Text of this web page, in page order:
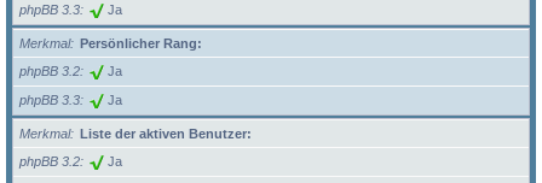
phpBB 3.3 Ja
Merkmal
Persönlicher Rang:
phpBB 3.2
Ja
phpBB 3.3 Ja
Merkmal
Liste der aktiven Benutzer:
phpBB 3.2
Ja